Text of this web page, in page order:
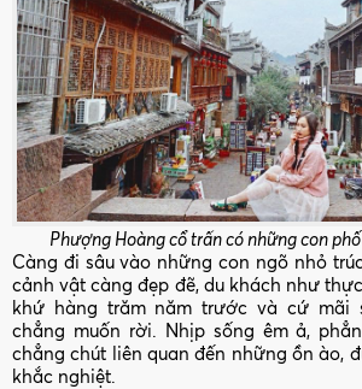
Phượng Hoàng cổ trấn có những con
Càng đi sâu vào những con ngõ nhỏ
cảnh vật càng đẹp đẽ, du khách như
khứ hàng trăm năm trước và cứ mãi
chẳng muốn rời. Nhịp sống êm ả,
chẳng chút liên quan đến những ồn ào,
khắc nghiệt.